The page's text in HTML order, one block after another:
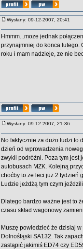
Wysłany: 09-12-2007, 20:41
Hmmm...moze jednak
przynajmniej do konca lutego.
roku i mam nadzieje, ze nie
Wysłany: 09-12-2007, 21:36
No faktycznie za dużo ludzi to
dzień od wprowadzenia
zwykli podróżni. Poza tym jest
autobusach MZK. Kolejną
choćby to że leci już 2 tydzień
Ludzie jeżdżą tym czym
Dlatego bardzo ważne jest to
czasu skład wagonowy
Muszę powiedzieć że dzisiaj
Dolnośląski SA132. Tak
zastąpić jakimiś ED74 czy